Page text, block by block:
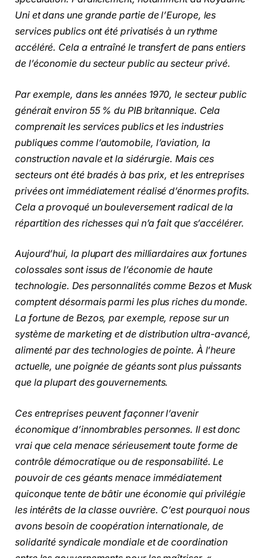
Uni et dans une grande partie de l’Europe, les
services publics ont été privatisés à un rythme
accéléré. Cela a entraîné le transfert de pans entiers
de l’économie du secteur public au secteur privé.
Par exemple, dans les années 1970, le secteur public
générait environ 55 % du PIB britannique. Cela
comprenait les services publics et les industries
publiques comme l’automobile, l’aviation, la
construction navale et la sidérurgie. Mais ces
secteurs ont été bradés à bas prix, et les entreprises
privées ont immédiatement réalisé d’énormes profits.
Cela a provoqué un bouleversement radical de la
répartition des richesses qui n’a fait que s’accélérer.
Aujourd’hui, la plupart des milliardaires aux fortunes
colossales sont issus de l’économie de haute
technologie. Des personnalités comme Bezos et Musk
comptent désormais parmi les plus riches du monde.
La fortune de Bezos, par exemple, repose sur un
système de marketing et de distribution ultra-avancé,
alimenté par des technologies de pointe. À l’heure
actuelle, une poignée de géants sont plus puissants
que la plupart des gouvernements.
Ces entreprises peuvent façonner l’avenir
économique d’innombrables personnes. Il est donc
vrai que cela menace sérieusement toute forme de
contrôle démocratique ou de responsabilité. Le
pouvoir de ces géants menace immédiatement
quiconque tente de bâtir une économie qui privilégie
les intérêts de la classe ouvrière. C’est pourquoi nous
avons besoin de coopération internationale, de
solidarité syndicale mondiale et de coordination